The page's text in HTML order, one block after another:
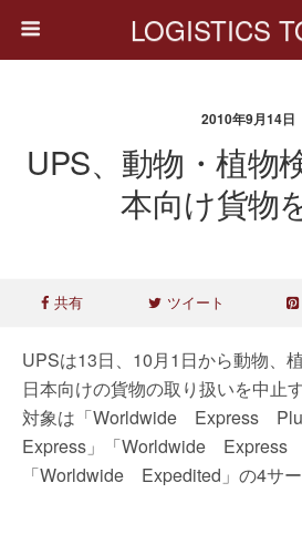
LOGISTICS
2010年9月14日
UPS、動物・植物
本向け貨物
共有 ツイート
UPSは13日、10月1日から動物、
日本向けの貨物の取り扱いを中止
対象は「Worldwide Express
Express」「Worldwide Express
「Worldwide Expedited」の4サー